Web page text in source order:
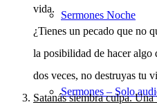
Sermones Noche
Sermones – Solo
vida.
¿Tienes un pecado que no
la posibilidad de hacer algo
dos veces, no destruyas tu
Satanás siembra culpa.